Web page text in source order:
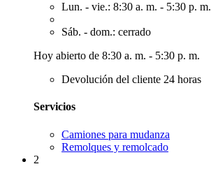
Lun. - vie.: 8:30 a. m. - 5:30 p. m.
Sáb. - dom.: cerrado
Hoy abierto de 8:30 a. m. - 5:30 p. m.
Devolución del cliente 24 horas
Servicios
Camiones para mudanza
Remolques y remolcado
2